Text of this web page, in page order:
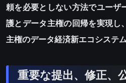
頼を必要としない方法でユーザ
護とデータ主権の回帰を実現し
主権のデータ経済新エコシステ
重要な提出、修正、